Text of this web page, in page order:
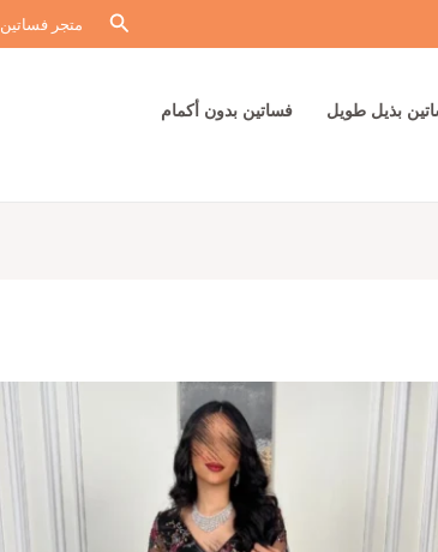
البحثمتجر
بذيل طويل
فساتين بدون أكمام